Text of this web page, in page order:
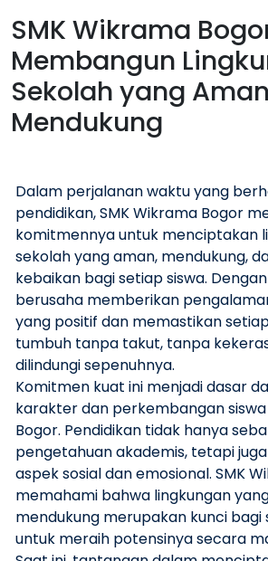
SMK Wikrama
Membangun
Sekolah yang
Mendukung
Dalam perjalanan waktu yang
pendidikan, SMK Wikrama Bogor
komitmennya untuk menciptakan
sekolah yang aman, mendukung,
kebaikan bagi setiap siswa.
berusaha memberikan
yang positif dan memastikan
tumbuh tanpa takut, tanpa
dilindungi sepenuhnya.
Komitmen kuat ini menjadi dasar
karakter dan perkembangan siswa
Bogor. Pendidikan tidak hanya
pengetahuan akademis, tetapi
aspek sosial dan emosional. SMK
memahami bahwa lingkungan
mendukung merupakan kunci bagi
untuk meraih potensinya secara